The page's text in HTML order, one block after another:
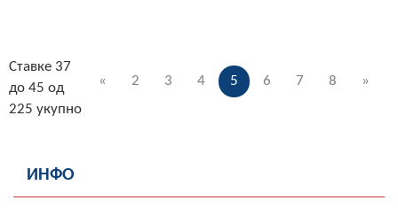
« 2 3 4 5 6 7 8 »
Ставке 37
до 45 од
225 укупно
ИНФО